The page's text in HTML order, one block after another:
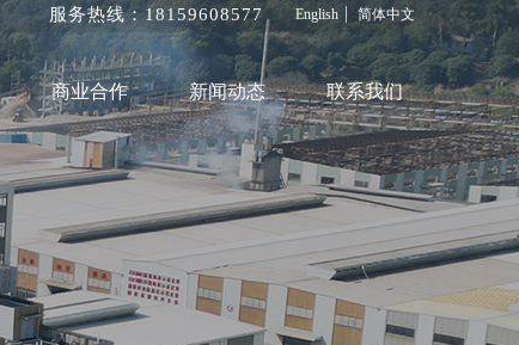
服务热线：18159608577 English 简体中文
商业合作 新闻动态 联系我们